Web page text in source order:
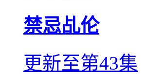
禁忌乩伦
更新至第43集